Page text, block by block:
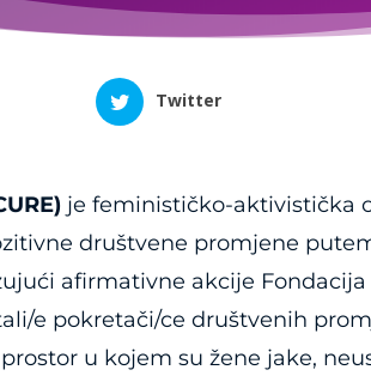
Twitter
je feminističko-aktivistička
društvene promjene
afirmativne akcije
e pokretači/ce društvenih
u kojem su žene jake,